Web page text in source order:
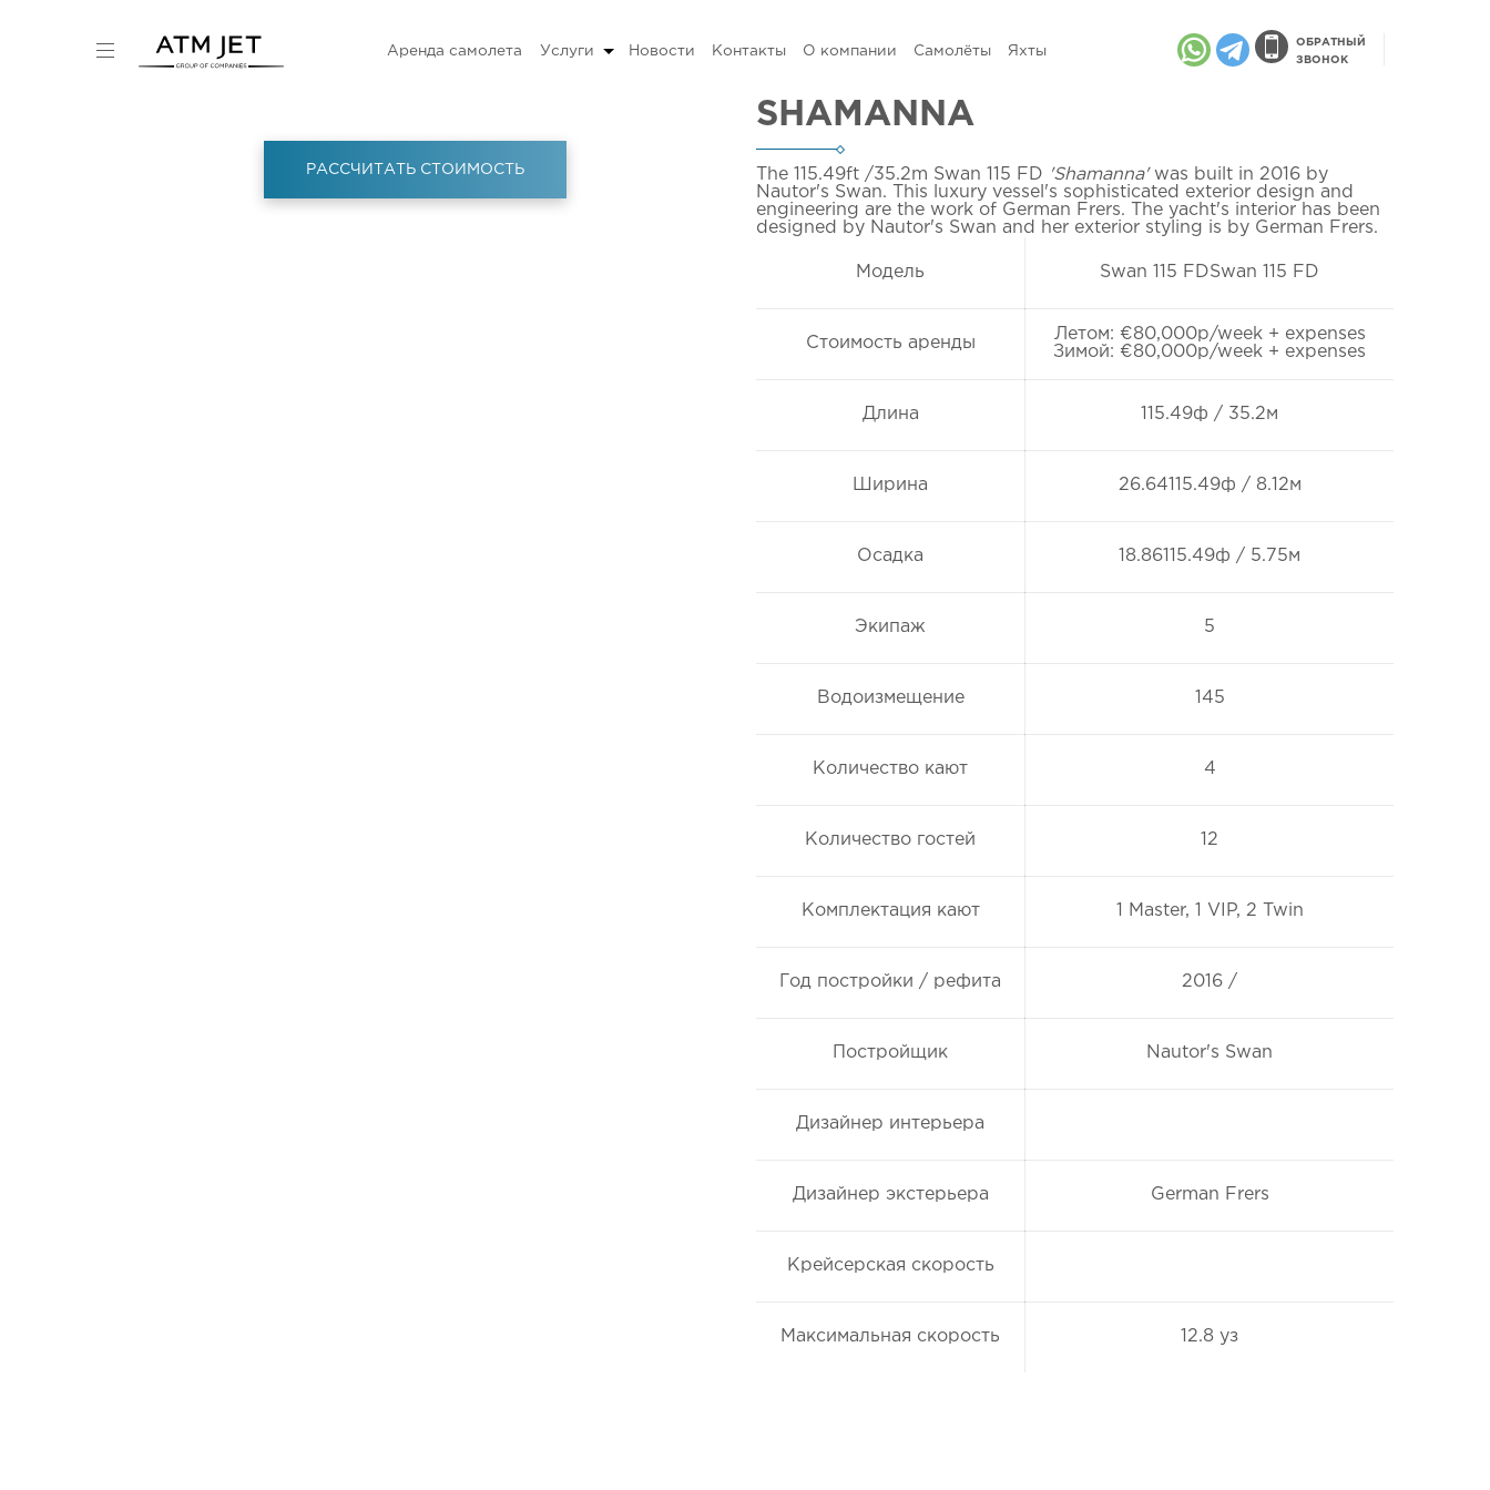
Аренда самолета Услуги Новости Контакты О компании Самолёты Яхты
ОБРАТНЫЙ
ЗВОНОК
РАССЧИТАТЬ СТОИМОСТЬ
SHAMANNA
The 115.49ft /35.2m Swan 115 FD 'Shamanna'was built in 2016 by
Nautor's Swan. This luxury vessel's sophisticated exterior design and
engineering are the work of German Frers. The yacht's interior has been
designed by Nautor's Swan and her exterior styling is by German Frers.
Модель Swan 115 FDSwan 115 FD
Стоимость аренды
Летом: €80,000p/week + expenses
Зимой: €80,000p/week + expenses
Длина 115.49ф / 35.2м
Ширина 26.64115.49ф / 8.12м
Осадка 18.86115.49ф / 5.75м
Экипаж 5
Водоизмещение 145
Количество кают 4
Количество гостей 12
Комплектация кают 1 Master, 1 VIP, 2 Twin
Год постройки / рефита 2016 /
Постройщик Nautor's Swan
Дизайнер интерьера
Дизайнер экстерьера German Frers
Крейсерская скорость
Максимальная скорость 12.8 уз